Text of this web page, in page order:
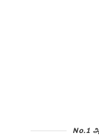
No.1